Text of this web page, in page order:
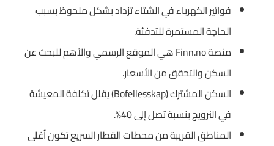
فواتير الكهرباء في الشتاء تزداد بشكل ملحوظ بسبب
الحاجة المستمرة للتدفئة.
منصة Finn.no هي الموقع الرسمي والأهم للبحث عن
السكن والتحقق من الأسعار.
السكن المشترك (Bofellesskap) يقلل تكلفة المعيشة
في النرويج بنسبة تصل إلى 40%.
المناطق القريبة من محطات القطار السريع تكون أغلى